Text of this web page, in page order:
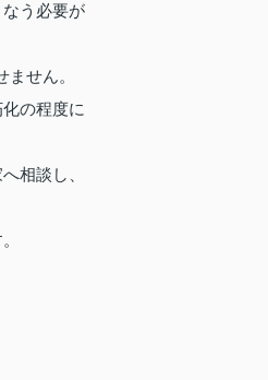
う必要が
せん。
の程度に
相談し、